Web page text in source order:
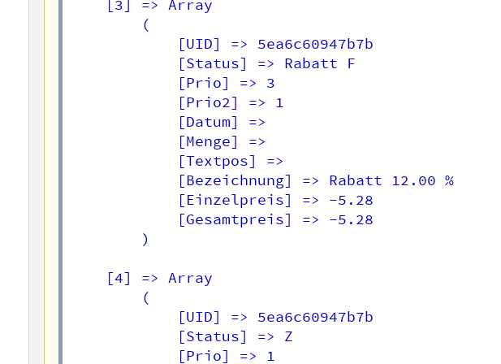
    [3] => Array
        (
            [UID] => 5ea6c60947b7b
            [Status] => Rabatt F
            [Prio] => 3
            [Prio2] => 1
            [Datum] =>
            [Menge] =>
            [Textpos] =>
            [Bezeichnung] => Rabatt 12.00 %
            [Einzelpreis] => -5.28
            [Gesamtpreis] => -5.28
        )
    [4] => Array
        (
            [UID] => 5ea6c60947b7b
            [Status] => Z
            [Prio] => 1